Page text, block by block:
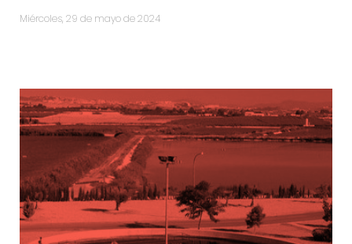
miércoles, 29 de mayo de 2024